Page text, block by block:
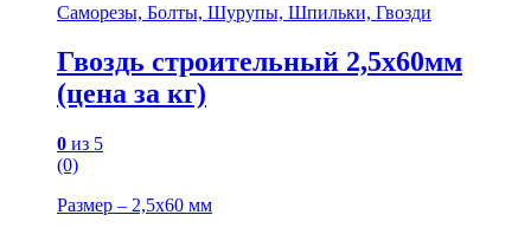
Саморезы, Болты, Шурупы, Шпильки, Гвозди
Гвоздь строительный 2,5х60мм
(цена за кг)
0 из 5
(0)
Размер – 2,5х60 мм